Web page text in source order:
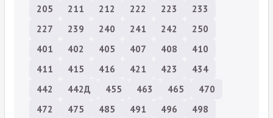
205
211 212 222 223
233
227
239 240 241 242
250
401
402 405 407 408
410
411
415 416 421 423
434
442
442Д 455 463 465
470
472
475 485 491 496
498